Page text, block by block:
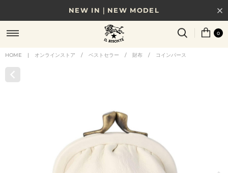
NEW IN｜NEW MODEL
8/17(月)10時まで｜税込11,000円以上で送料無料
贈る相手やシーンから選べる、新しいギフトガイド
0
HOME | オンラインストア / ベストセラー / 財布 / コインパース